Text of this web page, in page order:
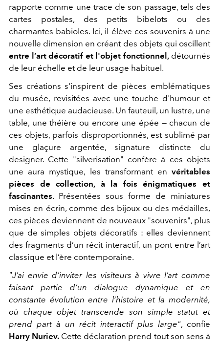
rapporte comme une trace de son passage, tels des
cartes postales, des petits bibelots ou des
charmantes babioles. Ici, il élève ces souvenirs à une
nouvelle dimension en créant des objets qui oscillent
entre l’art décoratif et l'objet fonctionnel,détournés
de leur échelle et de leur usage habituel.
Ses créations s'inspirent de pièces emblématiques
du musée, revisitées avec une touche d'humour et
une esthétique audacieuse. Un fauteuil, un lustre, une
table, une théière ou encore une épée — chacun de
ces objets, parfois disproportionnés, est sublimé par
une glaçure argentée, signature distincte du
designer. Cette "silverisation" confère à ces objets
une aura mystique, les transformant en véritables
pièces de collection, à la fois énigmatiques et
fascinantes. Présentées sous forme de miniatures
mises en écrin, comme des bijoux ou des médailles,
ces pièces deviennent de nouveaux "souvenirs", plus
que de simples objets décoratifs : elles deviennent
des fragments d’un récit interactif, un pont entre l’art
classique et l’ère contemporaine.
"J’ai envie d’inviter les visiteurs à vivre l’art comme
faisant partie d’un dialogue dynamique et en
constante évolution entre l’histoire et la modernité,
où chaque objet transcende son simple statut et
prend part à un récit interactif plus large", confie
Harry Nuriev. Cette déclaration prend tout son sens à